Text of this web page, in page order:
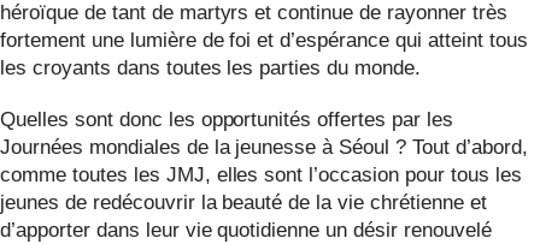
héroïque de tant de martyrs et continue de rayonner très
fortement une lumière de foi et d’espérance qui atteint tous
les croyants dans toutes les parties du monde.
Quelles sont donc les opportunités offertes par les
Journées mondiales de la jeunesse à Séoul ? Tout d’abord,
comme toutes les JMJ, elles sont l’occasion pour tous les
jeunes de redécouvrir la beauté de la vie chrétienne et
d’apporter dans leur vie quotidienne un désir renouvelé